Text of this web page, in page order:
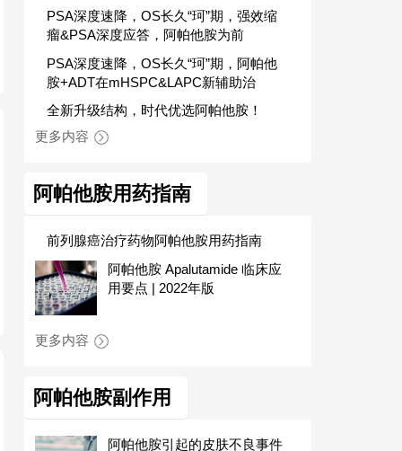
PSA深度速降，OS长久“珂”期，强效缩
瘤&PSA深度应答，阿帕他胺为前
PSA深度速降，OS长久“珂”期，阿帕他
胺+ADT在mHSPC&LAPC新辅助治
全新升级结构，时代优选阿帕他胺！
更多内容
阿帕他胺用药指南
前列腺癌治疗药物阿帕他胺用药指南
阿帕他胺 Apalutamide 临床应
用要点 | 2022年版
更多内容
阿帕他胺副作用
阿帕他胺引起的皮肤不良事件